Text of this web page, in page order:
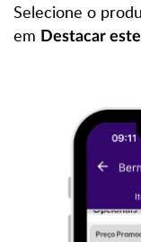
Selecione o
em Destacar